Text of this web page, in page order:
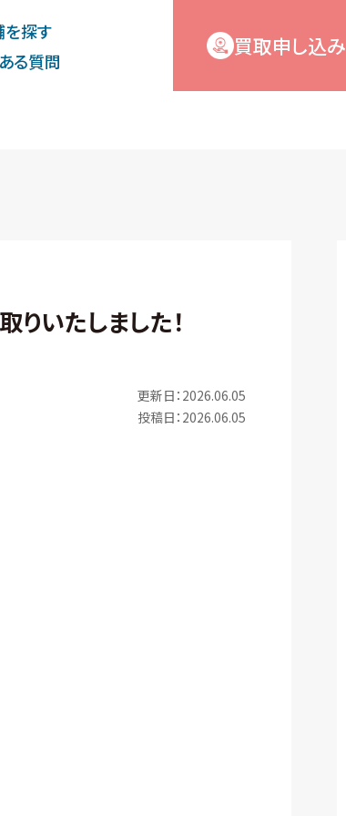
を探す
る質問
買取申し込み
いたしました！
更新日：2026.06.05
投稿日：2026.06.05